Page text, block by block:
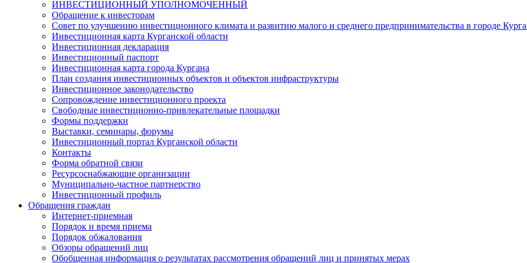
ИНВЕСТИЦИОННЫЙ УПОЛНОМОЧЕННЫЙ
Обращение к инвесторам
Совет по улучшению инвестиционного климата и развитию малого и среднего предпринимательства в городе
Инвестиционная карта Курганской области
Инвестиционная декларация
Инвестиционный паспорт
Инвестиционная карта города Кургана
План создания инвестиционных объектов и объектов инфраструктуры
Инвестиционное законодательство
Сопровождение инвестиционного проекта
Свободные инвестиционно-привлекательные площадки
Формы поддержки
Выставки, семинары, форумы
Инвестиционный портал Курганской области
Контакты
Форма обратной связи
Ресурсоснабжающие организации
Муниципально-частное партнерство
Инвестиционный профиль
Обращения граждан
Интернет-приемная
Порядок и время приема
Порядок обжалования
Обзоры обращений лиц
Обобщенная информация о результатах рассмотрения обращений лиц и принятых мерах